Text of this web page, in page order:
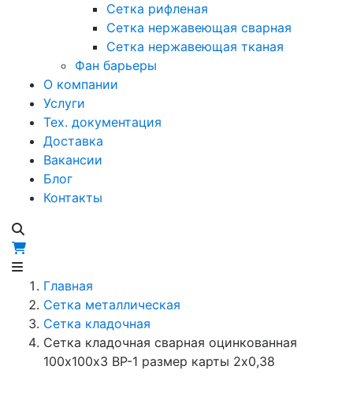
Сетка рифленая
Сетка нержавеющая сварная
Сетка нержавеющая тканая
Фан барьеры
О компании
Услуги
Тех. документация
Доставка
Вакансии
Блог
Контакты
Главная
Сетка металлическая
Сетка кладочная
Сетка кладочная сварная оцинкованная
100х100х3 ВР-1 размер карты 2х0,38